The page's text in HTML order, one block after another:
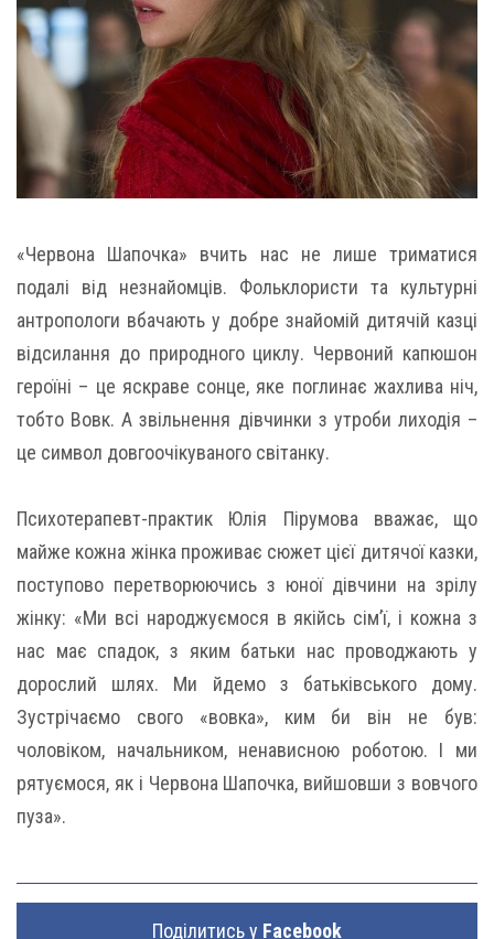
«Червона Шапочка» вчить нас не лише триматися
подалі від незнайомців. Фольклористи та культурні
антропологи вбачають у добре знайомій дитячій казці
відсилання до природного циклу. Червоний капюшон
героїні – це яскраве сонце, яке поглинає жахлива ніч,
тобто Вовк. А звільнення дівчинки з утроби лиходія –
це символ довгоочікуваного світанку.
Психотерапевт-практик Юлія Пірумова вважає, що
майже кожна жінка проживає сюжет цієї дитячої казки,
поступово перетворюючись з юної дівчини на зрілу
жінку: «Ми всі народжуємося в якійсь сім’ї, і кожна з
нас має спадок, з яким батьки нас проводжають у
дорослий шлях. Ми йдемо з батьківського дому.
Зустрічаємо свого «вовка», ким би він не був:
чоловіком, начальником, ненависною роботою. І ми
рятуємося, як і Червона Шапочка, вийшовши з вовчого
пуза».
Поділитись у Facebook